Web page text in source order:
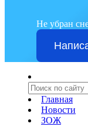
Не убран
Главная
Новости
ЗОЖ